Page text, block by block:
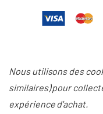
Nous utilisons des
similaires) pour
expérience d'achat.